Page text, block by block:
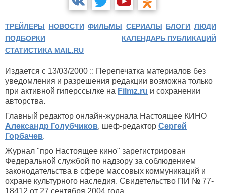
ТРЕЙЛЕРЫ НОВОСТИ ФИЛЬМЫ СЕРИАЛЫ БЛОГИ ЛЮДИ
ПОДБОРКИ
КАЛЕНДАРЬ ПУБЛИКАЦИЙ
СТАТИСТИКА MAIL.RU
Издается с 13/03/2000 :: Перепечатка материалов без
уведомления и разрешения редакции возможна только
при активной гиперссылке на Filmz.ru и сохранении
авторства.
Главный редактор онлайн-журнала Настоящее КИНО
Александр Голубчиков, шеф-редактор Сергей
Горбачев.
Журнал "про Настоящее кино" зарегистрирован
Федеральной службой по надзору за соблюдением
законодательства в сфере массовых коммуникаций и
охране культурного наследия. Свидетельство ПИ № 77-